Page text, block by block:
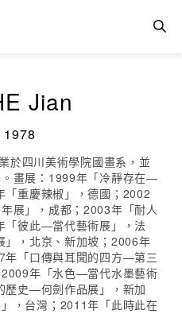
Jian
1978
於四川美術學院國畫系，並
畫展：1999年「冷靜存在—
重慶辣椒」，德國；2002
展」，成都；2003年「耐人
「彼此—當代藝術展」，法
，北京、新加坡；2006年
年「口傳與耳聞的四方—第三
年「水色—當代水墨藝術
歷史—何劍作品展」，新加
，台灣；2011年「此時此在